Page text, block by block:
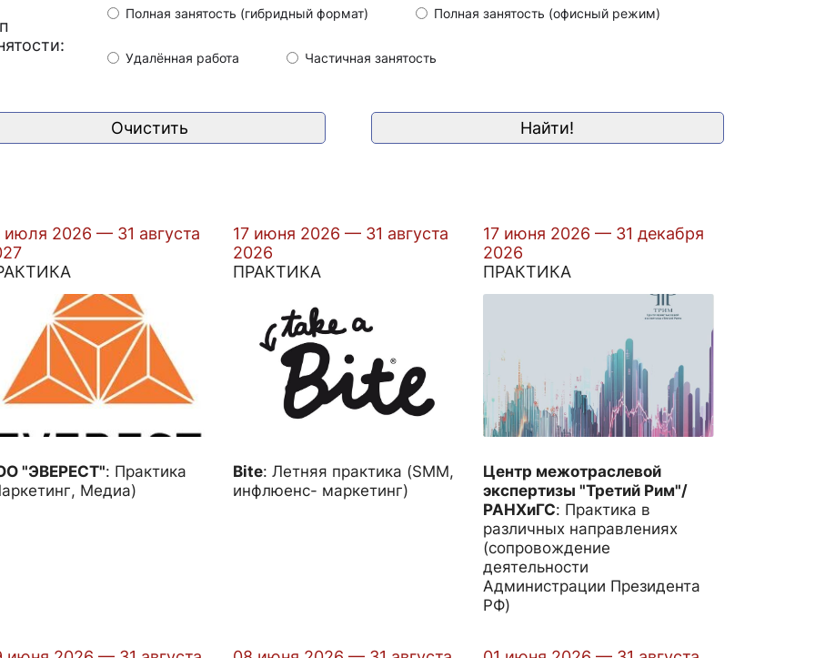
Полная занятость (гибридный формат) Полная занятость (офисный режим)
Удалённая работа Частичная занятость
июля 2026 — 31 августа
"ЭВЕРЕСТ": Практика
Медиа)
17 июня 2026 — 31 августа
2026
ПРАКТИКА
Bite:Летняя практика (SMM,
инфлюенс- маркетинг)
17 июня 2026 — 31 декабря
2026
ПРАКТИКА
Центр межотраслевой
экспертизы "Третий Рим"/
РАНХиГС: Практика в
различных направлениях
(сопровождение
деятельности
Администрации Президента
РФ)